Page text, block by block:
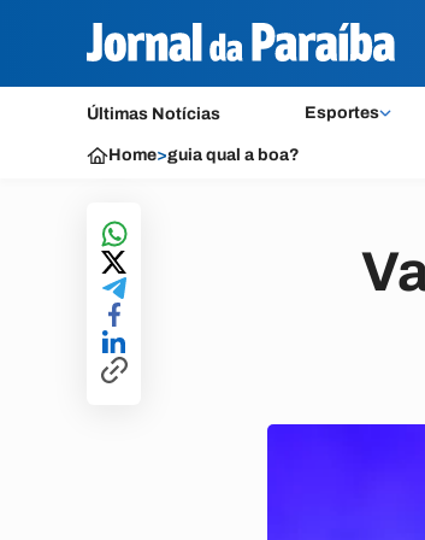
Últimas Notícias Esportes
Home>guia qual a boa?